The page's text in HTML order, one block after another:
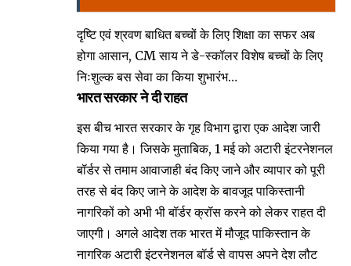
दृष्टि एवं श्रवण बाधित बच्चों के लिए शिक्षा का सफर अब
होगा आसान, CM साय ने डे-स्कॉलर विशेष बच्चों के लिए
निःशुल्क बस सेवा का किया शुभारंभ…
भारत सरकार ने दी राहत
इस बीच भारत सरकार के गृह विभाग द्वारा एक आदेश जारी
किया गया है। जिसके मुताबिक, 1 मई को अटारी इंटरनेशनल
बॉर्डर से तमाम आवाजाही बंद किए जाने और व्यापार को पूरी
तरह से बंद किए जाने के आदेश के बावजूद पाकिस्तानी
नागरिकों को अभी भी बॉर्डर क्रॉस करने को लेकर राहत दी
जाएगी। अगले आदेश तक भारत में मौजूद पाकिस्तान के
नागरिक अटारी इंटरनेशनल बॉर्ड से वापस अपने देश लौट